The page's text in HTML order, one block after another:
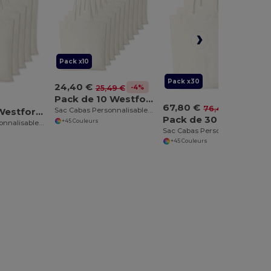
Pack de 5 Westford mill WM101
Pack x10
24,40 € 25,49 € -4%
Pack de 10 Westford mill WM101
Sac Cabas Personnalisable en Coton Westford Mill
+45 Couleurs
Pack x30
67,80 € 76,48 €
+45 Couleurs